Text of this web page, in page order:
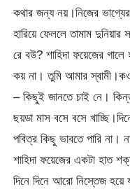
কথার জন্য নয়।নিজের
হারিয়ে ফেললে তামাম
রে বউ? শাহিদা ফয়েজের
কয় না। তুমি আমার
– কিছুই জানতে চাই নে।
ছয়ডা মাস বসে বসে
পবিত্র কিছু ভাবতে পারি না।
শাহিদা ফয়েজের একটা হাত
দিনে দিনে আরো নিস্তেজ হয়ে